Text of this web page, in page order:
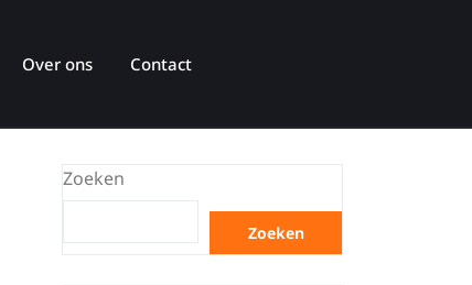
Over ons Contact
Zoeken
Zoeken